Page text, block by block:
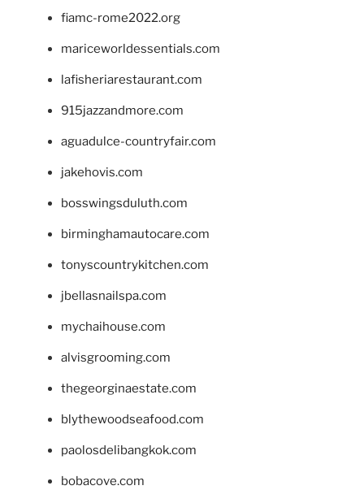
fiamc-rome2022.org
mariceworldessentials.com
lafisheriarestaurant.com
915jazzandmore.com
aguadulce-countryfair.com
jakehovis.com
bosswingsduluth.com
birminghamautocare.com
tonyscountrykitchen.com
jbellasnailspa.com
mychaihouse.com
alvisgrooming.com
thegeorginaestate.com
blythewoodseafood.com
paolosdelibangkok.com
bobacove.com